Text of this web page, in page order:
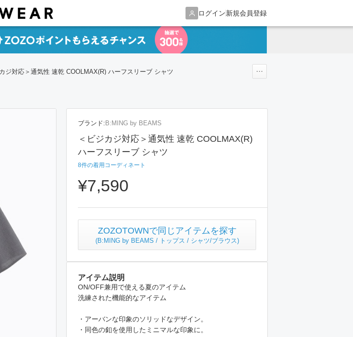
ログイン新規会員登録
ジ対応＞通気性 速乾 COOLMAX(R) ハーフスリーブ シャツ
ブランド: B:MING by BEAMS
＜ビジカジ対応＞通気性 速乾 COOLMAX(R)
ハーフスリーブ シャツ
8件の着用コーディネート
¥7,590
ZOZOTOWNで同じアイテムを探す
(B:MING by BEAMS / トップス / シャツ/ブラウス)
アイテム説明
ON/OFF兼用で使える夏のアイテム
洗練された機能的なアイテム
・アーバンな印象のソリッドなデザイン。
・同色の釦を使用したミニマルな印象に。